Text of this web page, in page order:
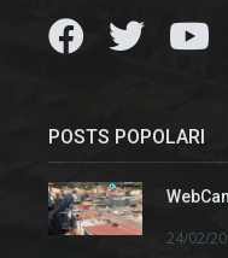
POSTS POPOLARI
24/02/